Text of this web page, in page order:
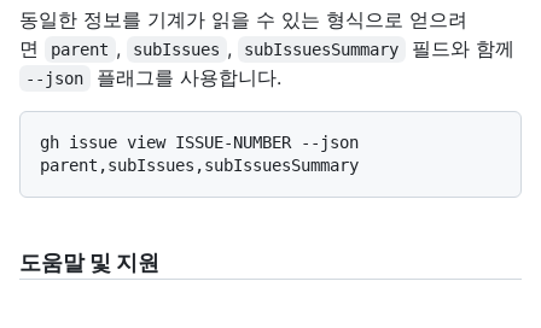
동일한 정보를 기계가 읽을 수 있는 형식으로 얻으려
면
parent , subIssues , subIssuesSummary 필드와 함께
--json 플래그를 사용합니다.
gh issue view ISSUE-NUMBER --json
도움말 및 지원